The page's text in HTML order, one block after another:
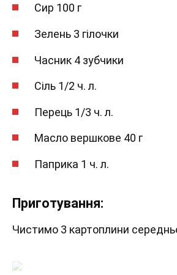
Сир 100 г
Зелень 3 гілочки
Часник 4 зубчики
Сіль 1/2 ч. л.
Перець 1/3 ч. л.
Масло вершкове 40 г
Паприка 1 ч. л.
Приготування:
Чистимо 3 картоплини